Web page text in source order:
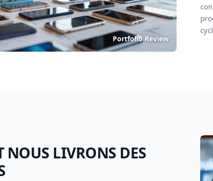
Portfolio Review
NOUS LIVRONS DES